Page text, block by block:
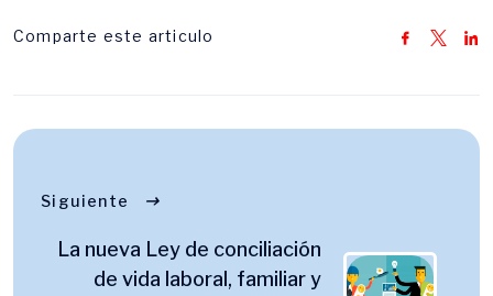
Comparte este articulo
Siguiente
La nueva Ley de conciliación
de vida laboral, familiar y